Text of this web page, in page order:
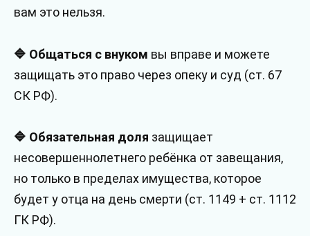
вам это нельзя.
🔷 Общаться с внуком вы вправе и можете
защищать это право через опеку и суд (ст. 67
СК РФ).
🔷 Обязательная доля защищает
несовершеннолетнего ребёнка от завещания,
но только в пределах имущества, которое
будет у отца на день смерти (ст. 1149 + ст. 1112
ГК РФ).